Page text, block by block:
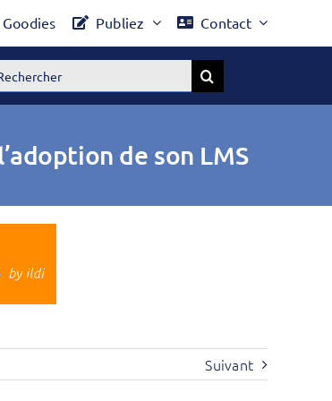
Goodies Publiez Contact
de son LMS
Suivant